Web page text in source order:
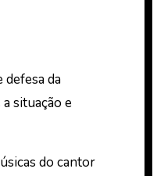
da
situação e
do cantor